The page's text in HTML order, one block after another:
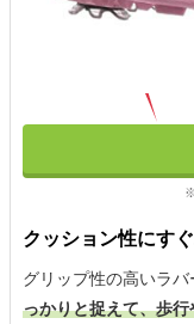
クッション性にす
グリップ性の高いラバ
っかりと捉えて、歩